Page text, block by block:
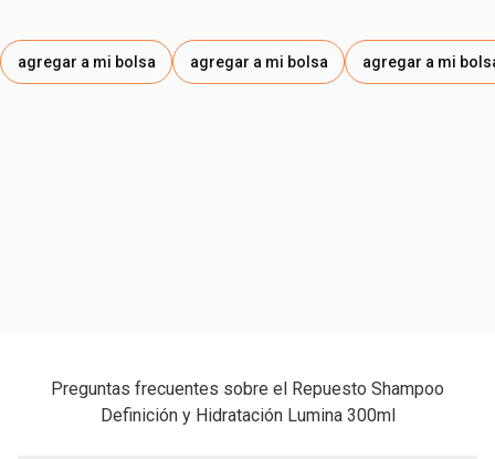
agregar a mi bolsa agregar a mi bolsa agregar a mi
Preguntas frecuentes sobre el Repuesto Shampoo
Definición y Hidratación Lumina 300ml